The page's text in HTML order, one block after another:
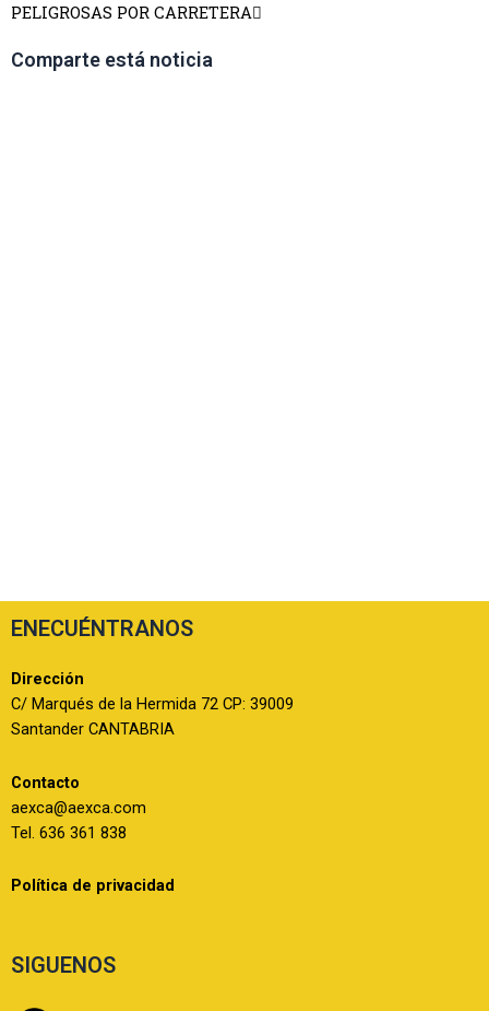
PELIGROSAS POR CARRETERA
Comparte está noticia
ENECUÉNTRANOS
Dirección
C/ Marqués de la Hermida 72 CP: 39009
Santander CANTABRIA
Contacto
aexca@aexca.com
Tel. 636 361 838
Política de privacidad
SIGUENOS